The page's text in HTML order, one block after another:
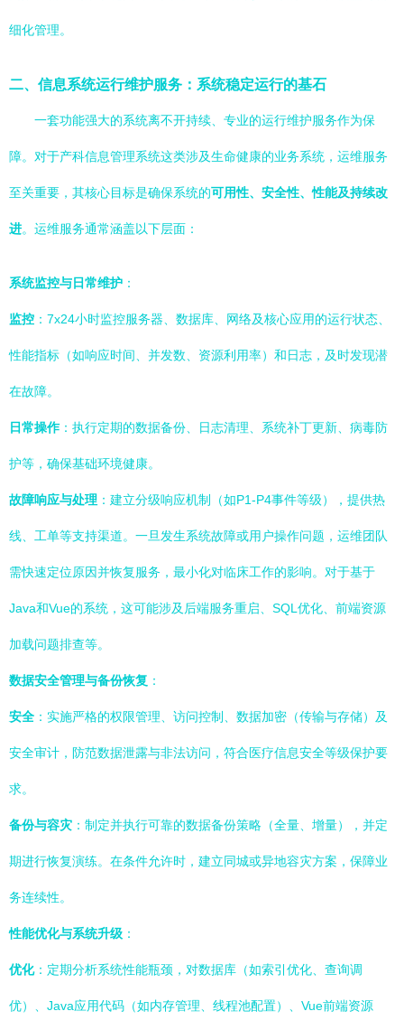
细化管理。
二、信息系统运行维护服务：系统稳定运行的基石
一套功能强大的系统离不开持续、专业的运行维护服务作为保
障。对于产科信息管理系统这类涉及生命健康的业务系统，运维服务
至关重要，其核心目标是确保系统的可用性、安全性、性能及持续改
进。运维服务通常涵盖以下层面：
系统监控与日常维护 ：
监控 ：7x24小时监控服务器、数据库、网络及核心应用的运行状态、
性能指标（如响应时间、并发数、资源利用率）和日志，及时发现潜
在故障。
日常操作：执行定期的数据备份、日志清理、系统补丁更新、病毒防
护等，确保基础环境健康。
故障响应与处理 ：建立分级响应机制（如P1-P4事件等级），提供热
线、工单等支持渠道。一旦发生系统故障或用户操作问题，运维团队
需快速定位原因并恢复服务，最小化对临床工作的影响。对于基于
Java和Vue的系统，这可能涉及后端服务重启、SQL优化、前端资源
加载问题排查等。
数据安全管理与备份恢复 ：
安全 ：实施严格的权限管理、访问控制、数据加密（传输与存储）及
安全审计，防范数据泄露与非法访问，符合医疗信息安全等级保护要
求。
备份与容灾 ：制定并执行可靠的数据备份策略（全量、增量），并定
期进行恢复演练。在条件允许时，建立同城或异地容灾方案，保障业
务连续性。
性能优化与系统升级 ：
优化：定期分析系统性能瓶颈，对数据库（如索引优化、查询调
优）、Java应用代码（如内存管理、线程池配置）、Vue前端资源